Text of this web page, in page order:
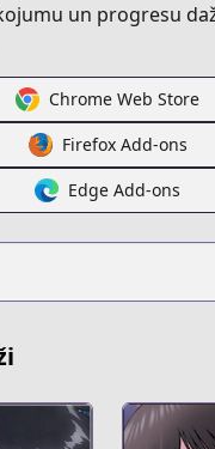
un progresu
Chrome Web Store
Firefox Add-ons
Edge Add-ons